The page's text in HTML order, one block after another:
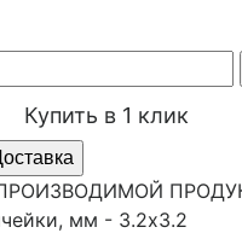
Купить в 1 клик
мм - 3.2х3.2